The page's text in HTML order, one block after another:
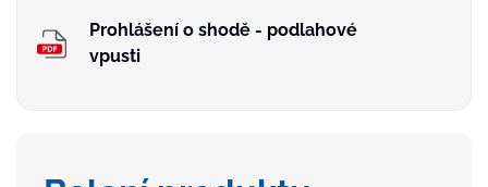
Prohlášení o shodě - podlahové
vpusti